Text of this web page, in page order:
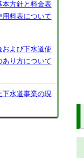
本方針と料金表
用料表について
および下水道使
あり方について
下水道事業の現